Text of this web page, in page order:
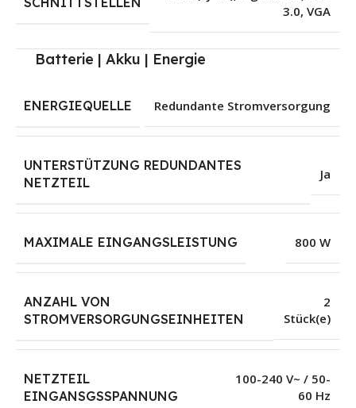
3.0, VGA
Batterie | Akku | Energie
ENERGIEQUELLE Redundante Stromversorgung
UNTERSTÜTZUNG REDUNDANTES
NETZTEIL
Ja
MAXIMALE EINGANGSLEISTUNG 800 W
ANZAHL VON
STROMVERSORGUNGSEINHEITEN
2
Stück(e)
NETZTEIL
EINGANSGSSPANNUNG
100-240 V~ / 50-
60 Hz